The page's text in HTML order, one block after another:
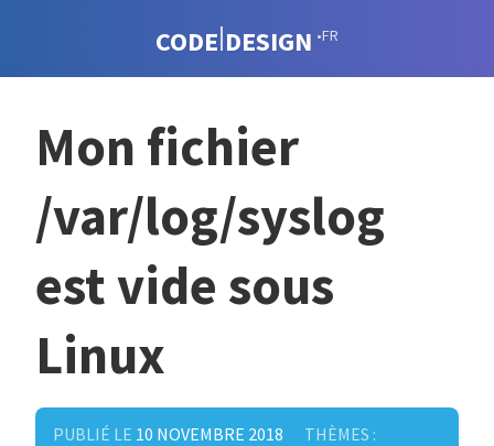
CODE DESIGN •FR
Mon fichier
/var/log/syslog
est vide sous
Linux
PUBLIÉ LE 10 NOVEMBRE 2018
THÈMES :